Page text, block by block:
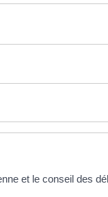
et le conseil des